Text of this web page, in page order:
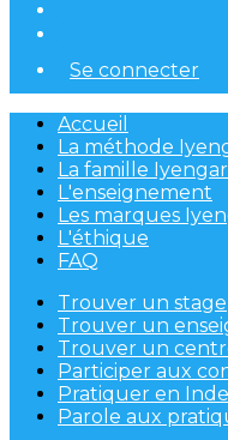
Se connecter
Accueil
La méthode
La famille Iyengar
L'enseignement
Les marques
L'éthique
FAQ
Trouver un stage
Trouver un
Trouver un
Participer aux
Pratiquer en Inde
Parole aux